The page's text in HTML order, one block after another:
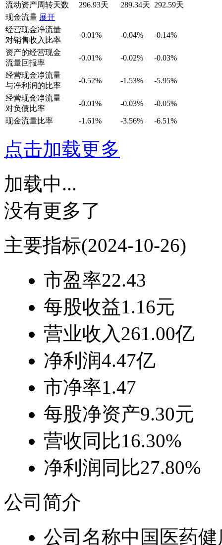
流动资产周转天数
296.93天 289.34天 292.59天
现金流量 展开
经营现金净流量
对销售收入比率
-0.01% -0.04% -0.14%
资产的经营现金
流量回报率
-0.01% -0.02% -0.03%
经营现金净流量
与净利润的比率
-0.52% -1.53% -5.95%
经营现金净流量
对负债比率
-0.01% -0.03% -0.05%
现金流量比率 -1.61% -3.56% -6.51%
点击加载更多
加载中...
没有更多了
主要指标(2024-10-26)
市盈率22.43
每股收益1.16元
营业收入261.00亿
净利润4.47亿
市净率1.47
每股净资产9.30元
营收同比16.30%
净利润同比27.80%
公司简介
公司名称中国医药